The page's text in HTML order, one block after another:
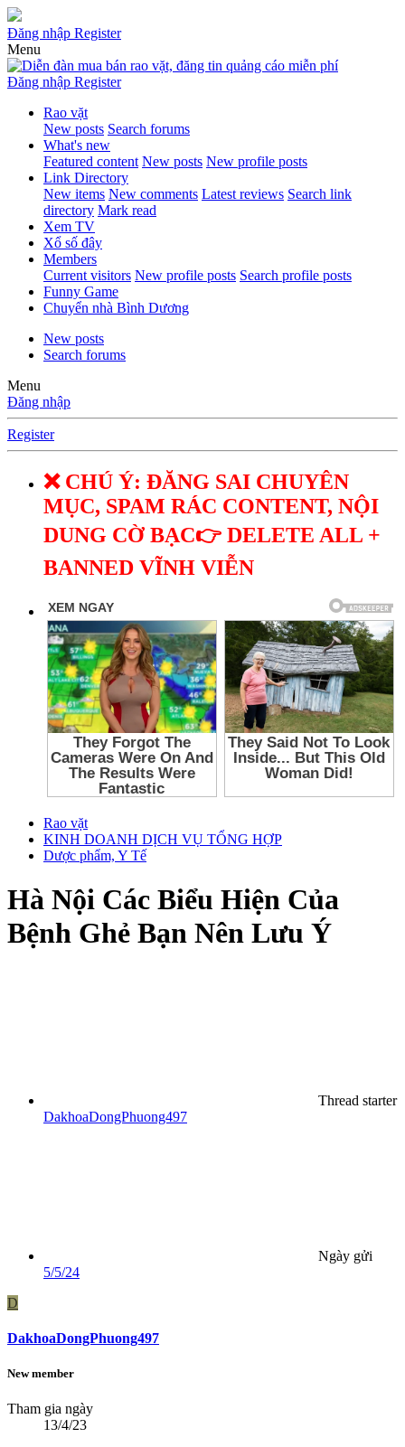
Đăng nhập Register
Menu
Đăng nhập Register
Rao vặt
New posts Search forums
What's new
Featured content New posts New profile posts
Link Directory
New items New comments Latest reviews Search link
directory Mark read
Xem TV
Xổ số đây
Members
Current visitors New profile posts Search profile posts
Funny Game
Chuyển nhà Bình Dương
New posts
Search forums
Menu
Đăng nhập
Register
❌ CHÚ Ý: ĐĂNG SAI CHUYÊN
MỤC, SPAM RÁC CONTENT, NỘI
DUNG CỜ BẠC👉 DELETE ALL +
BANNED VĨNH VIỄN
Rao vặt
KINH DOANH DỊCH VỤ TỔNG HỢP
Dược phẩm, Y Tế
Hà Nội Các Biểu Hiện Của
Bệnh Ghẻ Bạn Nên Lưu Ý
Thread starter
DakhoaDongPhuong497
Ngày gửi
5/5/24
D
DakhoaDongPhuong497
New member
Tham gia ngày
13/4/23